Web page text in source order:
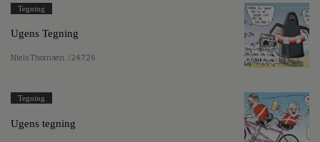
Tegning
Ugens Tegning
Niels Thomsen / 24.7.26
Tegning
Ugens tegning